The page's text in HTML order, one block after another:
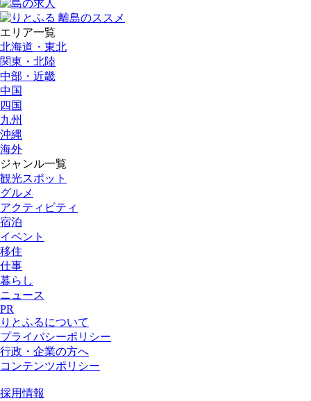
エリア一覧
北海道・東北
関東・北陸
中部・近畿
中国
四国
九州
沖縄
海外
ジャンル一覧
観光スポット
グルメ
アクティビティ
宿泊
イベント
移住
仕事
暮らし
ニュース
PR
りとふるについて
プライバシーポリシー
行政・企業の方へ
コンテンツポリシー
採用情報